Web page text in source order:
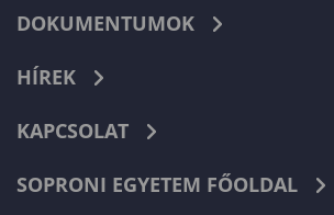
DOKUMENTUMOK
HÍREK
KAPCSOLAT
SOPRONI EGYETEM FŐOLDAL